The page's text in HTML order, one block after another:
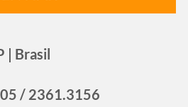
| Brasil
/ 2361.3156